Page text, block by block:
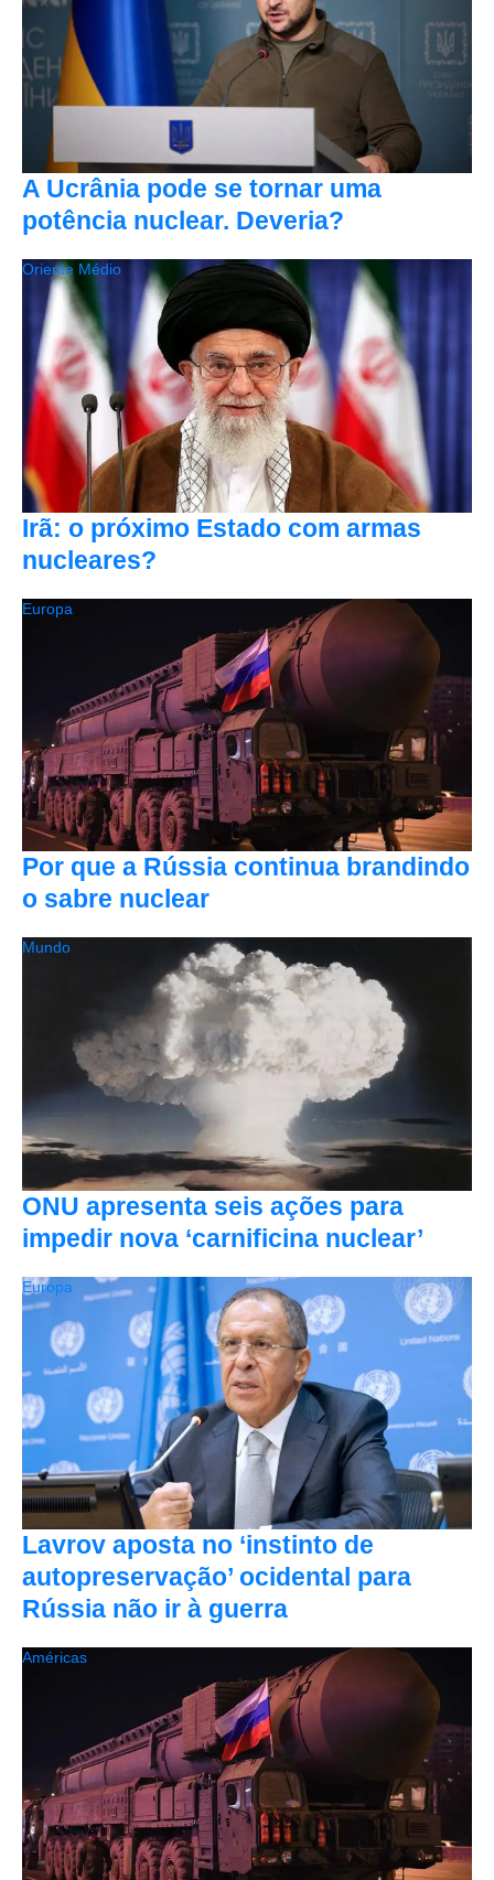
A Ucrânia pode se tornar uma
potência nuclear. Deveria?
Irã: o próximo Estado com armas
nucleares?
Oriente Médio
Por que a Rússia continua brandindo
o sabre nuclear
Europa
ONU apresenta seis ações para
impedir nova ‘carnificina nuclear’
Mundo
Lavrov aposta no ‘instinto de
autopreservação’ ocidental para
Rússia não ir à guerra
Europa
Américas